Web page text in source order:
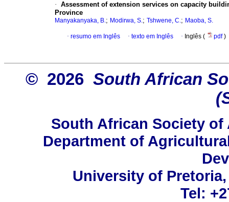
· Assessment of extension services on capacity
Province
Manyakanyaka, B.; Modirwa, S.; Tshwene, C.; Maoba, S.
· resumo em Inglês · texto em Inglês · Inglês ( pdf)
© 2026 South African
South African Society
Department of
University of
Tel: